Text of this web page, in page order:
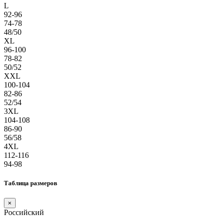
L
92-96
74-78
48/50
XL
96-100
78-82
50/52
XXL
100-104
82-86
52/54
3XL
104-108
86-90
56/58
4XL
112-116
94-98
Таблица размеров
×
Российский